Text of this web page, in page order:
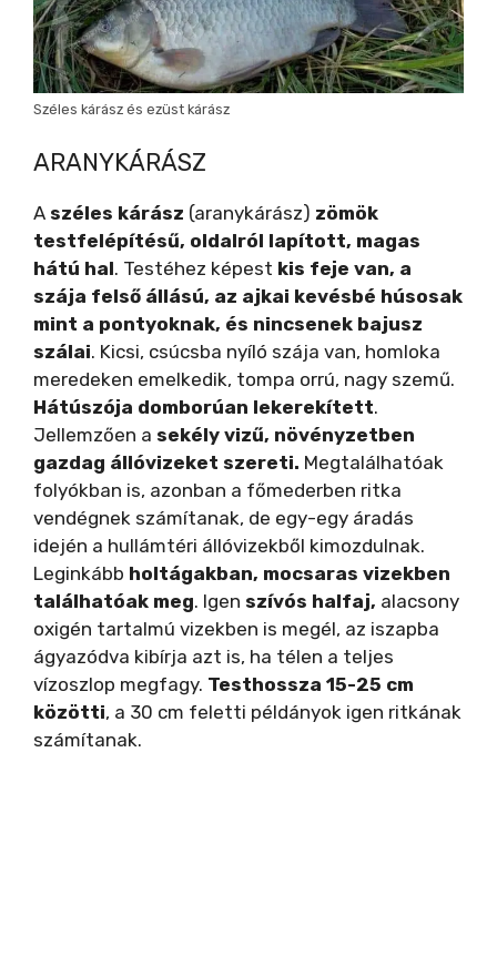
Széles kárász és ezüst kárász
ARANYKÁRÁSZ
A széles kárász (aranykárász) zömök
testfelépítésű, oldalról lapított, magas
hátú hal. Testéhez képest kis feje van, a
szája felső állású, az ajkai kevésbé húsosak
mint a pontyoknak, és nincsenek bajusz
szálai. Kicsi, csúcsba nyíló szája van, homloka
meredeken emelkedik, tompa orrú, nagy szemű.
Hátúszója domborúan lekerekített.
Jellemzően a sekély vizű, növényzetben
gazdag állóvizeket szereti. Megtalálhatóak
folyókban is, azonban a főmederben ritka
vendégnek számítanak, de egy-egy áradás
idején a hullámtéri állóvizekből kimozdulnak.
Leginkább holtágakban, mocsaras vizekben
találhatóak meg. Igen szívós halfaj, alacsony
oxigén tartalmú vizekben is megél, az iszapba
ágyazódva kibírja azt is, ha télen a teljes
vízoszlop megfagy. Testhossza 15-25 cm
közötti, a 30 cm feletti példányok igen ritkának
számítanak.